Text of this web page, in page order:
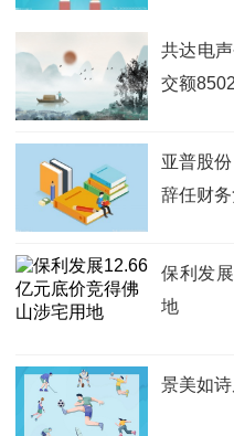
共达电
交额
亚普股
辞任财务
保利发
地
景美如